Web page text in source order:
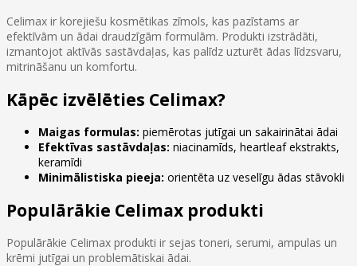
Celimax ir korejiešu kosmētikas zīmols, kas pazīstams ar
efektīvām un ādai draudzīgām formulām. Produkti izstrādāti,
izmantojot aktīvās sastāvdaļas, kas palīdz uzturēt ādas līdzsvaru,
mitrināšanu un komfortu.
Kāpēc izvēlēties Celimax?
Maigas formulas: piemērotas jutīgai un sakairinātai ādai
Efektīvas sastāvdaļas: niacinamīds, heartleaf ekstrakts,
keramīdi
Minimālistiska pieeja: orientēta uz veselīgu ādas stāvokli
Populārākie Celimax produkti
Populārākie Celimax produkti ir sejas toneri, serumi, ampulas un
krēmi jutīgai un problemātiskai ādai.